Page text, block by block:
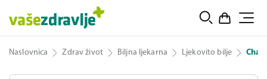
Naslovnica Zdrav život Biljna ljekarna Ljekovito bilje